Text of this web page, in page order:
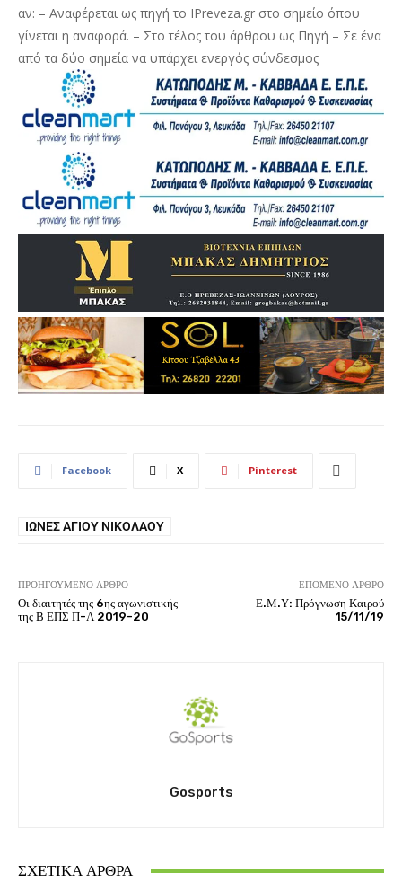
αν: – Αναφέρεται ως πηγή το IPreveza.gr στο σημείο όπου
γίνεται η αναφορά. – Στο τέλος του άρθρου ως Πηγή – Σε ένα
από τα δύο σημεία να υπάρχει ενεργός σύνδεσμος
Facebook X Pinterest
ΊΩΝΕΣ ΑΓΊΟΥ ΝΙΚΟΛΆΟΥ
ΠΡΟΗΓΟΎΜΕΝΟ ΆΡΘΡΟ
Οι διαιτητές της 6ης αγωνιστικής
της Β ΕΠΣ Π-Λ 2019-20
ΕΠΌΜΕΝΟ ΆΡΘΡΟ
Ε.Μ.Υ: Πρόγνωση Καιρού
15/11/19
Gosports
ΣΧΕΤΙΚΆ ΆΡΘΡΑ